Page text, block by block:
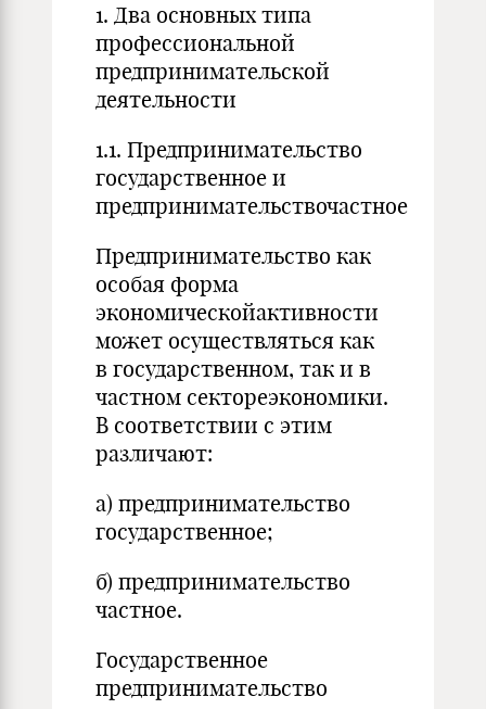
1. Два основных типа
профессиональной
предпринимательской
деятельности
1.1. Предпринимательство
государственное и
предпринимательствочастное
Предпринимательство как
особая форма
экономическойактивности
может осуществляться как
в государственном, так и в
частном сектореэкономики.
В соответствии с этим
различают:
а) предпринимательство
государственное;
б) предпринимательство
частное.
Государственное
предпринимательство